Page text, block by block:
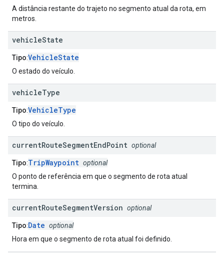
A distância restante do trajeto no segmento atual da rota, em
metros.
vehicleState
Tipo:VehicleState
O estado do veículo.
vehicleType
Tipo:VehicleType
O tipo do veículo.
currentRouteSegmentEndPoint optional
Tipo:TripWaypoint optional
O ponto de referência em que o segmento de rota atual
termina.
currentRouteSegmentVersion optional
Tipo:Date optional
Hora em que o segmento de rota atual foi definido.